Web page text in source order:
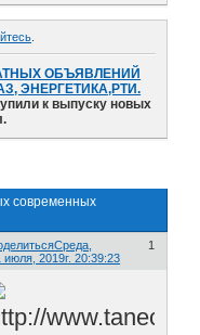
ОБЪЯВЛЕНИЙ
ЭНЕРГЕТИКА,РТИ.
к выпуску новых
современных
1
Среда,
июля, 2019г. 20:39:23